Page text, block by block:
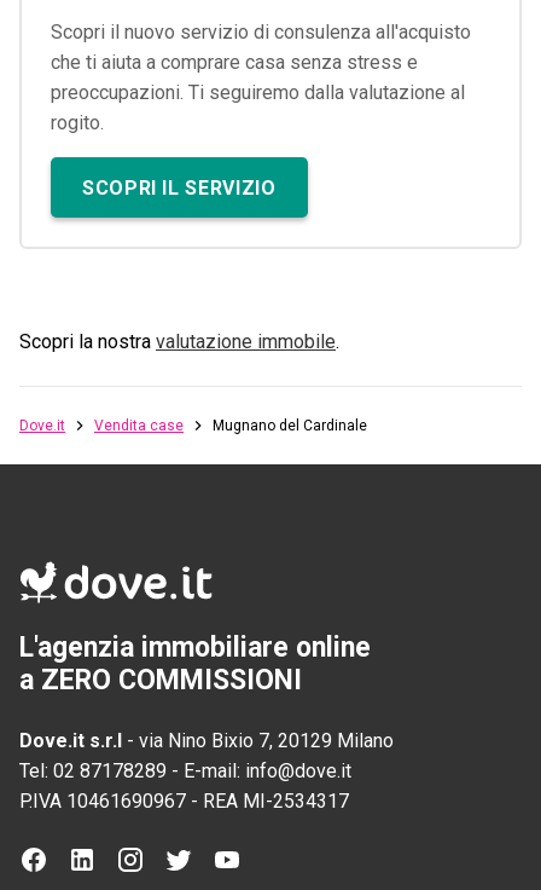
Scopri il nuovo servizio di consulenza all'acquisto
che ti aiuta a comprare casa senza stress e
preoccupazioni. Ti seguiremo dalla valutazione al
rogito.
SCOPRI IL SERVIZIO
Scopri la nostra valutazione immobile.
Dove.it Vendita case Mugnano del Cardinale
L'agenzia immobiliare online
a ZERO COMMISSIONI
Dove.it s.r.l - via Nino Bixio 7, 20129 Milano
Tel: 02 87178289 - E-mail: info@dove.it
P.IVA 10461690967 - REA MI-2534317